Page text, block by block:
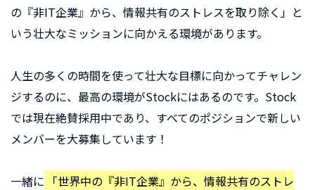
の『非IT企業』から、情報共有のストレスを取り除く」と
いう壮大なミッションに向かえる環境があります。
人生の多くの時間を使って壮大な目標に向かってチャレン
ジするのに、最高の環境がStockにはあるのです。Stock
では現在絶賛採用中であり、すべてのポジションで新しい
メンバーを大募集しています！
一緒に 「世界中の『非IT企業』から、情報共有のストレ